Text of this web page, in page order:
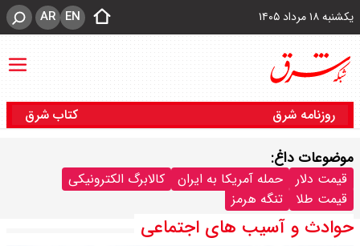
یکشنبه ۱۸ مرداد ۱۴۰۵ EN
AR
روزنامه شرق کتاب شرق
موضوعات داغ:
قیمت دلار حمله آمریکا به ایران
کالابرگ الکترونیکی
قیمت طلا
تنگه هرمز
حوادث و آسیب های اجتماعی